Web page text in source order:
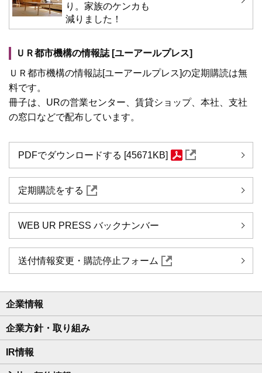
り。家族のケンカも
減りました！
ＵＲ都市機構の情報誌 [ユーアールプレス]
ＵＲ都市機構の情報誌[ユーアールプレス]の定期購読は無
料です。
冊子は、URの営業センター、賃貸ショップ、本社、支社
の窓口などで配布しています。
PDFでダウンロードする [45671KB]
定期購読をする
WEB UR PRESS バックナンバー
送付情報変更・購読停止フォーム
企業情報
企業方針・取り組み
IR情報